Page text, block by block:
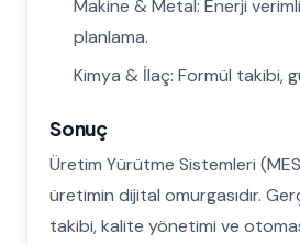
Makine & Metal: Enerji
planlama.
Kimya & İlaç: Formül takibi,
Sonuç
Üretim Yürütme Sistemleri
üretimin dijital omurgasıdır.
takibi, kalite yönetimi ve